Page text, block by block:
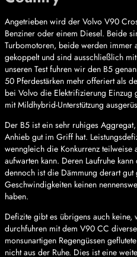
Angetrieben wird der Volvo V90
Benziner oder einem Diesel. Beide
Turbomotoren, beide werden immer
gekoppelt und sind ausschließlich
unseren Test fuhren wir den B5
50 Pferdestärken mehr offeriert als
bei Volvo die Elektrifizierung Einzug
mit Mildhybrid-Unterstützung
Der B5 ist ein sehr ruhiges
Anhieb gut im Griff hat.
wenngleich die Konkurrenz teilweise
aufwarten kann. Deren Laufruhe
dennoch ist die Dämmung derart gut
Geschwindigkeiten keinen
haben.
Defizite gibt es übrigens auch keine,
durchfuhren mit dem V90 CC
monsunartigen Regengüssen
nicht aus der Ruhe. Dies ist eine